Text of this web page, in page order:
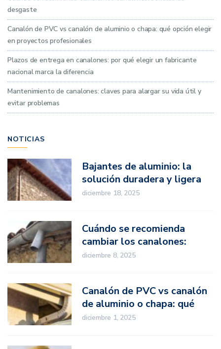
desgaste
Canalón de PVC vs canalón de aluminio o chapa: qué opción elegir
en proyectos profesionales
Plazos de entrega en canalones: por qué elegir un fabricante
nacional marca la diferencia
Mantenimiento de canalones: claves para alargar su vida útil y
evitar problemas
NOTICIAS
diciembre 18, 2025
Bajantes de aluminio: la
solución duradera y ligera
para proyectos
diciembre 8, 2025
Cuándo se recomienda
cambiar los canalones:
señales de desgaste
diciembre 1, 2025
Canalón de PVC vs canalón
de aluminio o chapa: qué
opción elegir en proyectos